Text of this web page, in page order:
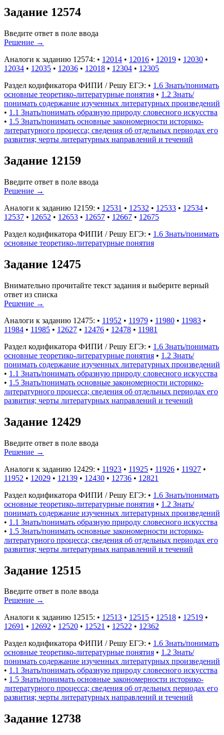
Задание 12574
Введите ответ в поле ввода
Решение →
Аналоги к заданию 12574: • 12014 • 12016 • 12019 • 12030 •
12034 • 12035 • 12036 • 12018 • 12304 • 12305
Раздел кодификатора ФИПИ / Решу ЕГЭ: • 1.6 Знать/понимать
основные теоретико-литературные понятия • 1.2 Знать/
понимать содержание изученных литературных произведений
• 1.1 Знать/понимать образную природу словесного искусства
• 1.5 Знать/понимать основные закономерности историко-
литературного процесса; сведения об отдельных периодах его
развития; черты литературных направлений и течений
Задание 12159
Введите ответ в поле ввода
Решение →
Аналоги к заданию 12159: • 12531 • 12532 • 12533 • 12534 •
12537 • 12652 • 12653 • 12657 • 12667 • 12675
Раздел кодификатора ФИПИ / Решу ЕГЭ: • 1.6 Знать/понимать
основные теоретико-литературные понятия
Задание 12475
Внимательно прочитайте текст задания и выберите верный
ответ из списка
Решение →
Аналоги к заданию 12475: • 11952 • 11979 • 11980 • 11983 •
11984 • 11985 • 12627 • 12476 • 12478 • 11981
Раздел кодификатора ФИПИ / Решу ЕГЭ: • 1.6 Знать/понимать
основные теоретико-литературные понятия • 1.2 Знать/
понимать содержание изученных литературных произведений
• 1.1 Знать/понимать образную природу словесного искусства
• 1.5 Знать/понимать основные закономерности историко-
литературного процесса; сведения об отдельных периодах его
развития; черты литературных направлений и течений
Задание 12429
Введите ответ в поле ввода
Решение →
Аналоги к заданию 12429: • 11923 • 11925 • 11926 • 11927 •
11952 • 12029 • 12139 • 12430 • 12736 • 12821
Раздел кодификатора ФИПИ / Решу ЕГЭ: • 1.6 Знать/понимать
основные теоретико-литературные понятия • 1.2 Знать/
понимать содержание изученных литературных произведений
• 1.1 Знать/понимать образную природу словесного искусства
• 1.5 Знать/понимать основные закономерности историко-
литературного процесса; сведения об отдельных периодах его
развития; черты литературных направлений и течений
Задание 12515
Введите ответ в поле ввода
Решение →
Аналоги к заданию 12515: • 12513 • 12515 • 12518 • 12519 •
12691 • 12692 • 12520 • 12521 • 12522 • 12362
Раздел кодификатора ФИПИ / Решу ЕГЭ: • 1.6 Знать/понимать
основные теоретико-литературные понятия • 1.2 Знать/
понимать содержание изученных литературных произведений
• 1.1 Знать/понимать образную природу словесного искусства
• 1.5 Знать/понимать основные закономерности историко-
литературного процесса; сведения об отдельных периодах его
развития; черты литературных направлений и течений
Задание 12738